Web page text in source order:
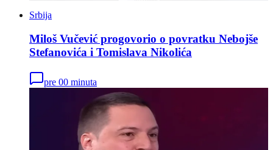
Srbija
Miloš Vučević progovorio o povratku Nebojše
Stefanovića i Tomislava Nikolića
pre 00 minuta